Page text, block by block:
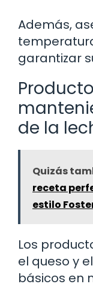
Además,
garantizar
de la
Quizás
receta
estilo
Los
el queso y
básicos en